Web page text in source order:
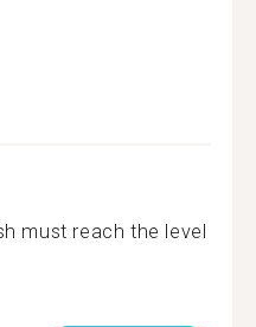
must reach the level